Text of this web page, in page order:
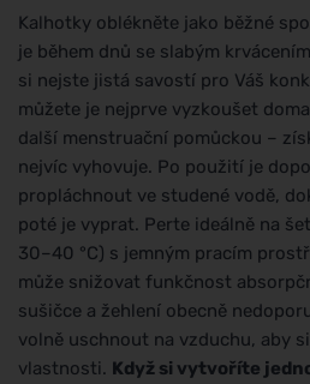
Kalhotky oblékněte jako běžné
je během dnů se slabým
si nejste jistá savostí pro Váš
můžete je nejprve vyzkoušet
další menstruační pomůckou –
nejvíc vyhovuje. Po použití je
propláchnout ve studené vodě,
poté je vyprat. Perte ideálně na
30–40 °C) s jemným pracím
může snižovat funkčnost
sušičce a žehlení obecně
volně uschnout na vzduchu, aby
vlastnosti. Když si vytvoříte